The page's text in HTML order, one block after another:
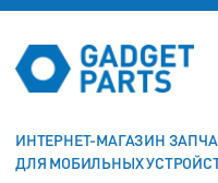
ИНТЕРНЕТ-МАГАЗИН
ДЛЯ МОБИЛЬНЫХ